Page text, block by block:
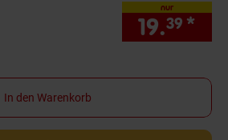
nur
19.39 *
In den Warenkorb